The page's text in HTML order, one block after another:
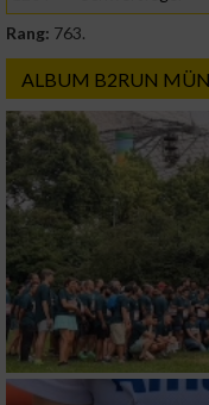
Rang: 763.
ALBUM B2RUN